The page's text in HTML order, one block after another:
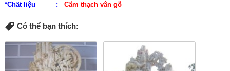
*Chất liệu : Cẩm thạch vân gỗ
Có thể bạn thích: